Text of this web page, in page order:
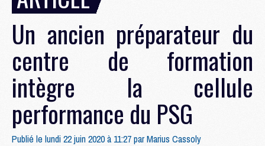
Un ancien préparateur du
centre de formation
intègre la cellule
performance du PSG
Publié le lundi 22 juin 2020 à 11:27 parMarius Cassoly